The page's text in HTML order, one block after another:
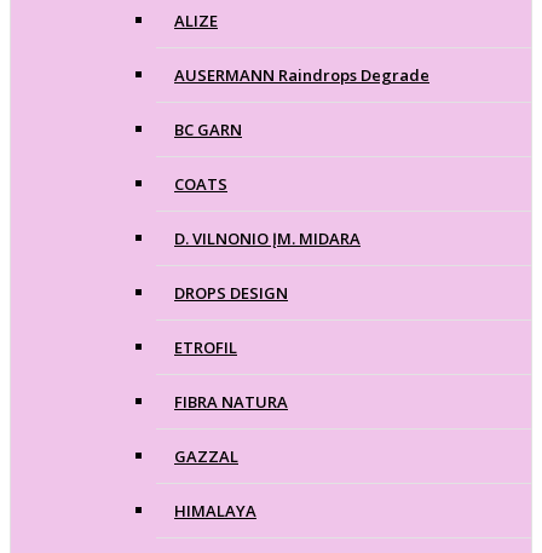
ALIZE
AUSERMANN Raindrops Degrade
BC GARN
COATS
D. VILNONIO ĮM. MIDARA
DROPS DESIGN
ETROFIL
FIBRA NATURA
GAZZAL
HIMALAYA